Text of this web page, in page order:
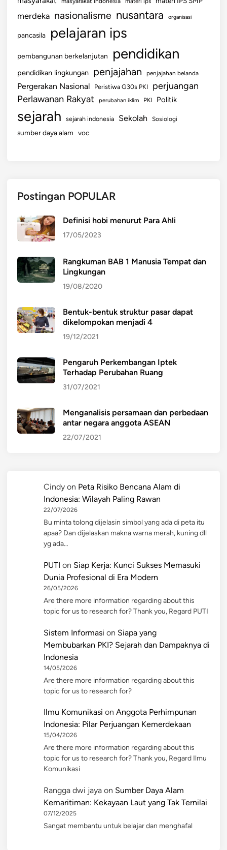
merdeka nasionalisme nusantara organisasi
pancasila pelajaran ips
pembangunan berkelanjutan pendidikan
pendidikan lingkungan penjajahan penjajahan belanda
Pergerakan Nasional Peristiwa G30s PKI perjuangan
Perlawanan Rakyat perubahan iklim PKI Politik
sejarah sejarah indonesia Sekolah Sosiologi
sumber daya alam voc
Postingan POPULAR
Definisi hobi menurut Para Ahli
17/05/2023
Rangkuman BAB 1 Manusia Tempat dan
Lingkungan
19/08/2020
Bentuk-bentuk struktur pasar dapat
dikelompokan menjadi 4
19/12/2021
Pengaruh Perkembangan Iptek
Terhadap Perubahan Ruang
31/07/2021
Menganalisis persamaan dan perbedaan
antar negara anggota ASEAN
22/07/2021
Cindy on Peta Risiko Bencana Alam di
Indonesia: Wilayah Paling Rawan
22/07/2026
Bu minta tolong dijelasin simbol yang ada di peta itu
apaa? Dan dijelaskan makna warna merah, kuning dll
yg ada…
PUTI on Siap Kerja: Kunci Sukses Memasuki
Dunia Profesional di Era Modern
26/05/2026
Are there more information regarding about this
topic for us to research for? Thank you, Regard PUTI
Sistem Informasi on Siapa yang
Membubarkan PKI? Sejarah dan Dampaknya di
Indonesia
14/05/2026
Are there more information regarding about this
topic for us to research for?
Ilmu Komunikasi on Anggota Perhimpunan
Indonesia: Pilar Perjuangan Kemerdekaan
15/04/2026
Are there more information regarding about this
topic for us to research for? Thank you, Regard Ilmu
Komunikasi
Rangga dwi jaya on Sumber Daya Alam
Kemaritiman: Kekayaan Laut yang Tak Ternilai
07/12/2025
Sangat membantu untuk belajar dan menghafal